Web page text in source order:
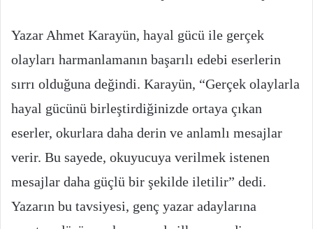
Yazar Ahmet Karayün, hayal gücü ile gerçek
olayları harmanlamanın başarılı edebi eserlerin
sırrı olduğuna değindi. Karayün, “Gerçek olaylarla
hayal gücünü birleştirdiğinizde ortaya çıkan
eserler, okurlara daha derin ve anlamlı mesajlar
verir. Bu sayede, okuyucuya verilmek istenen
mesajlar daha güçlü bir şekilde iletilir” dedi.
Yazarın bu tavsiyesi, genç yazar adaylarına